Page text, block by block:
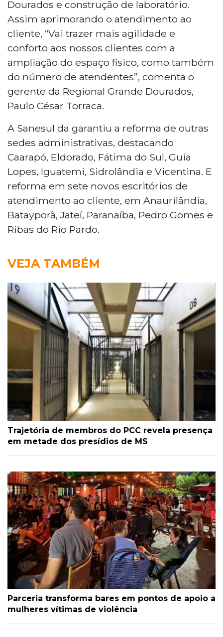
Dourados e construção de laboratório.
Assim aprimorando o atendimento ao
cliente, “Vai trazer mais agilidade e
conforto aos nossos clientes com a
ampliação do espaço físico, como também
do número de atendentes”, comenta o
gerente da Regional Grande Dourados,
Paulo César Torraca.
A Sanesul da garantiu a reforma de outras
sedes administrativas, destacando
Caarapó, Eldorado, Fátima do Sul, Guia
Lopes, Iguatemi, Sidrolândia e Vicentina. E
reforma em sete novos escritórios de
atendimento ao cliente, em Anaurilândia,
Batayporã, Jateí, Paranaíba, Pedro Gomes e
Ribas do Rio Pardo.
VEJA TAMBÉM
Trajetória de membros do PCC revela presença
em metade dos presídios de MS
Parceria transforma bares em pontos de apoio a
mulheres vítimas de violência